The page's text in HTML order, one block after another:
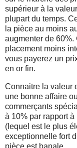
supérieur à la
plupart du temps.
la pièce au moins
augmenter de 60%.
placement moins
vous payerez un
en or fin.
Connaitre la valeur
une bonne affaire
commerçants
à 10% par rapport
(lequel est le plus
exceptionnelle fort
pièce est banale.